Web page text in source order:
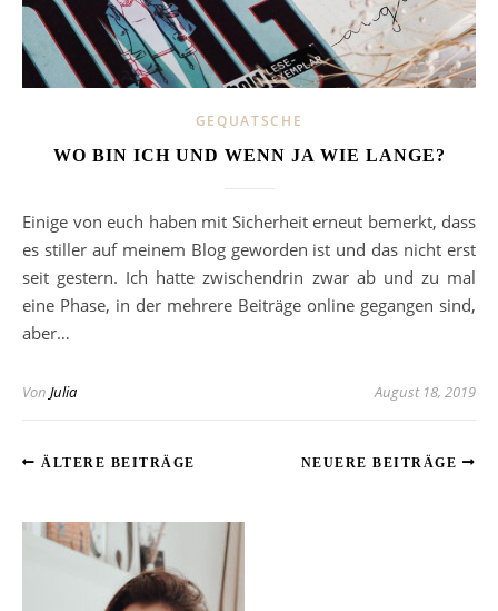
GEQUATSCHE
WO BIN ICH UND WENN JA WIE LANGE?
Einige von euch haben mit Sicherheit erneut bemerkt, dass
es stiller auf meinem Blog geworden ist und das nicht erst
seit gestern. Ich hatte zwischendrin zwar ab und zu mal
eine Phase, in der mehrere Beiträge online gegangen sind,
aber…
Von Julia August 18, 2019
ÄLTERE BEITRÄGE NEUERE BEITRÄGE